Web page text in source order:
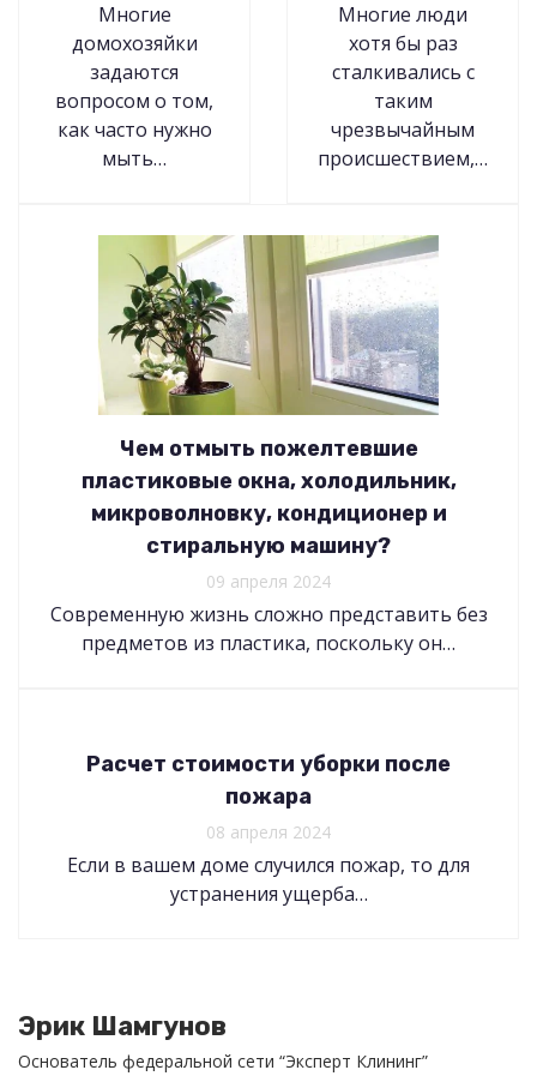
Многие
домохозяйки
задаются
вопросом о том,
как часто нужно
мыть…
Многие люди
хотя бы раз
сталкивались с
таким
чрезвычайным
происшествием,…
Чем отмыть пожелтевшие
пластиковые окна, холодильник,
микроволновку, кондиционер и
стиральную машину?
09 апреля 2024
Современную жизнь сложно представить без
предметов из пластика, поскольку он…
Расчет стоимости уборки после
пожара
08 апреля 2024
Если в вашем доме случился пожар, то для
устранения ущерба…
Эрик Шамгунов
Основатель федеральной сети “Эксперт Клининг”